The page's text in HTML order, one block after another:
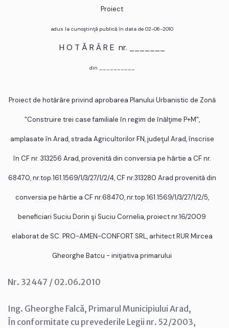
Proiect
adus la cunoştinţă publică în data de 02-06-2010
H O T Ă R Â R E nr. _______
din __________
Proiect de hotărâre privind aprobarea Planului Urbanistic de Zonă
"Construire trei case familiale în regim de înălţime P+M",
amplasate în Arad, strada Agricultorilor FN, judeţul Arad, înscrise
în CF nr. 313256 Arad, provenită din conversia pe hârtie a CF nr.
68470, nr.top.161.1569/1/3/27/1/2/4, CF nr.313280 Arad provenită din
conversia pe hârtie a CF nr.68470, nr.top.161.1569/1/3/27/1/2/5,
beneficiari Suciu Dorin şi Suciu Cornelia, proiect nr.16/2009
elaborat de SC. PRO-AMEN-CONFORT SRL, arhitect RUR Mircea
Gheorghe Batcu - iniţiativa primarului
Nr. 32447 / 02.06.2010
Ing. Gheorghe Falcă, Primarul Municipiului Arad,
În conformitate cu prevederile Legii nr. 52/2003,